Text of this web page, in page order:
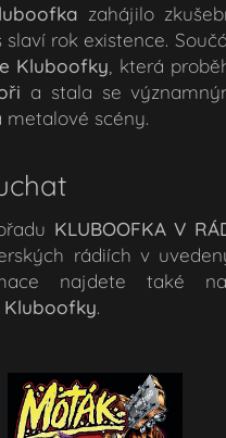
zahájilo
slaví rok existence.
Kluboofky , která
a stala se
metalové scény.
KLUBOOFKA V
rádiích v
najdete také
Kluboofky.